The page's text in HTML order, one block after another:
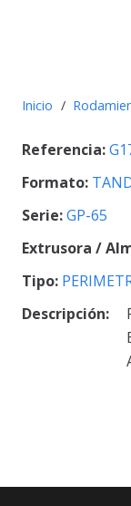
Inicio /
Referencia:
Formato:
Serie:GP-65
Extrusora /
Tipo:
Descripción: